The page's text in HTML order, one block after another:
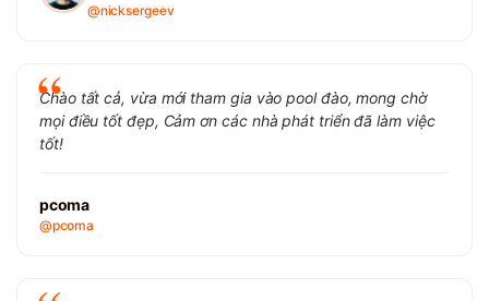
@nicksergeev
Chào tất cả, vừa mới tham gia vào pool đào, mong chờ
mọi điều tốt đẹp, Cảm ơn các nhà phát triển đã làm việc
tốt!
pcoma
@pcoma